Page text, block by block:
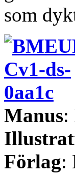
som
Manus:
Förlag: